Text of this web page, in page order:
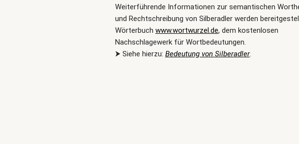
Weiterführende Informationen zur semantischen
und Rechtschreibung von Silberadler werden
Wörterbuch www.wortwurzel.de, dem kostenlosen
Nachschlagewerk für Wortbedeutungen.
⮞ Siehe hierzu: Bedeutung von Silberadler.